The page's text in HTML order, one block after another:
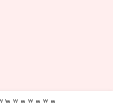
ｗｗｗｗｗｗｗ